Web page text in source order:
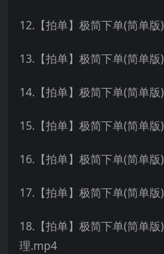
12.【拍单】极简下单(简单
13.【拍单】极简下单(简单
14.【拍单】极简下单(简单
15.【拍单】极简下单(简单
16.【拍单】极简下单(简单
17.【拍单】极简下单(简单
18.【拍单】极简下单(简单
理.mp4